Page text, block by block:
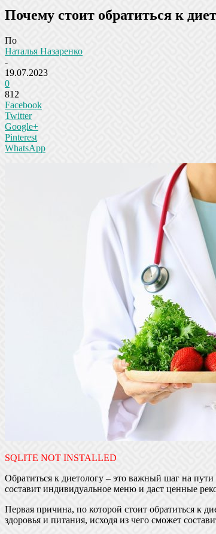
Почему стоит обратиться к
По
Наталья Назаренко
-
19.07.2023
0
812
Facebook
Twitter
Google+
Pinterest
WhatsApp
SQLITE NOT INSTALLED
Обратиться к диетологу – это важный шаг на
составит индивидуальное меню и даст ценные
Первая причина, по которой стоит обратиться к
здоровья и питания, исходя из чего сможет